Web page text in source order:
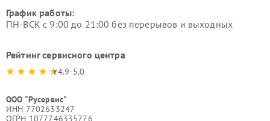
График работы:
ПН-ВСК с 9:00 до 21:00 без перерывов и выходных
Рейтинг сервисного центра
4.9-5.0
ООО "Русервис"
ИНН 7702633247
ОГРН 1077746335776